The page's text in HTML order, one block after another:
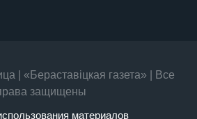
| «Бераставiцкая газета» | Все
защищены
материалов